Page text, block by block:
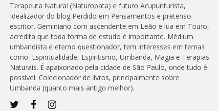
Terapeuta Natural (Naturopata) e futuro Acupunturista,
Idealizador do blog Perdido em Pensamentos e pretenso
escritor. Geminiano com ascendente em Leão e lua em Touro,
acredita que toda forma de estudo é importante. Médium
umbandista e eterno questionador, tem interesses em temas
como: Espiritualidade, Espiritismo, Umbanda, Magia e Terapias
Naturais. É apaixonado pela cidade de São Paulo, onde tudo é
possível. Colecionador de livros, principalmente sobre
Umbanda (quanto mais antigo melhor).